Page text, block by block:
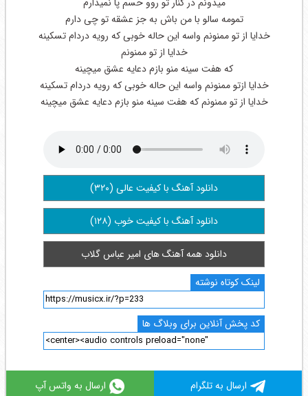
تمومه سالو با من باش به جز عشقه تو چی دارم
خدایا از تو ممنونم واسه این حاله خوبی که رویه دردام تسکینه
خدايا از تو ممنونم
که هفت سینه منو بازم دعایه عشق میچینه
خدایا ازتو ممنونم واسه این حاله خوبی که رویه دردام تسکینه
خدایا از تو ممنونم که هفت سینه منو بازم دعایه عشق میچینه
دانلود آهنگ با کیفیت عالی (۳۲۰)
دانلود آهنگ با کیفیت خوب (۱۲۸)
دانلود همه آهنگ های امیر عباس گلاب
لینک کوتاه نوشته
کد پخش آنلاین برای وبلاگ ها
ارسال به تلگرام ارسال به واتس آپ